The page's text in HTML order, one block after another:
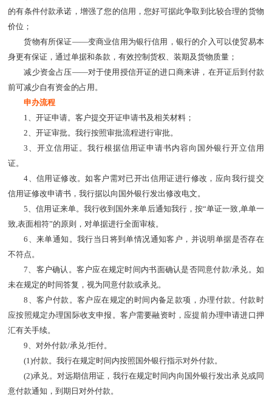
的有条件付款承诺，增强了您的信用，您好可据此争取到比较合理的货物
价位；
货物有所保证——变商业信用为银行信用，银行的介入可以使贸易本
身更有保证，通过单据和条款，有效控制货权、装期及货物质量；
减少资金占压——对于使用授信开证的进口商来讲，在开证后到付款
前可减少自有资金的占用。
申办流程
1、开证申请。客户提交开证申请书及相关材料；
2、开证审批。我行按照审批流程进行审批。
3、开立信用证。我行根据信用证申请书内容向国外银行开立信用
证。
4、信用证修改。如客户需对已开出信用证进行修改，应向我行提交
信用证修改申请书，我行据以向国外银行发出修改电文。
5、信用证来单。我行收到国外来单后通知我行，按“单证一致,单单一
致,表面相符”的原则，对单据进行全面审核。
6、来单通知。我行当日将到单情况通知客户，并说明单据是否存在
不符点。
7、客户确认。客户应在规定时间内书面确认是否同意付款/承兑。如
未在规定的时间答复，视为同意付款或承兑。
8、客户付款。客户应在规定的时间内备足款项，办理付款。付款时
应按照规定办理国际收支申报。客户需要融资时，应提前办理申请进口押
汇有关手续。
9、对外付款/承兑/拒付。
(1)付款。我行在规定时间内按照国外银行指示对外付款。
(2)承兑。对远期信用证，我行在规定时间内向国外银行发出承兑或同
意付款通知，到期日对外付款。